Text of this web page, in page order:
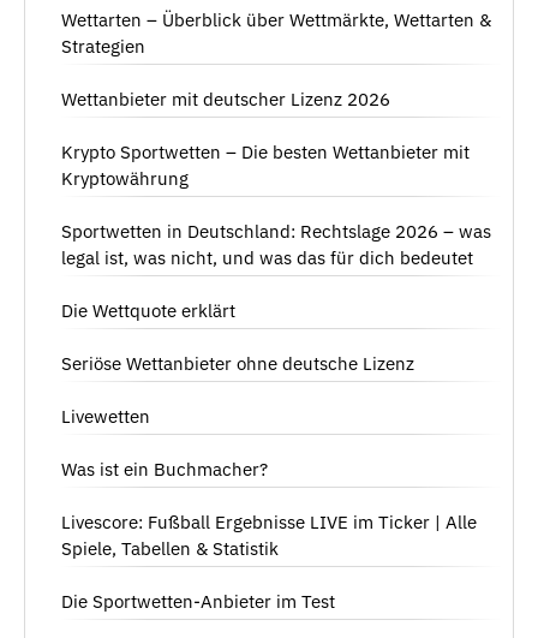
Wettarten – Überblick über Wettmärkte, Wettarten &
Strategien
Wettanbieter mit deutscher Lizenz 2026
Krypto Sportwetten – Die besten Wettanbieter mit
Kryptowährung
Sportwetten in Deutschland: Rechtslage 2026 – was
legal ist, was nicht, und was das für dich bedeutet
Die Wettquote erklärt
Seriöse Wettanbieter ohne deutsche Lizenz
Livewetten
Was ist ein Buchmacher?
Livescore: Fußball Ergebnisse LIVE im Ticker | Alle
Spiele, Tabellen & Statistik
Die Sportwetten-Anbieter im Test